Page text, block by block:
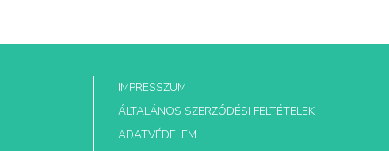
IMPRESSZUM
ÁLTALÁNOS SZERZŐDÉSI FELTÉTELEK
ADATVÉDELEM